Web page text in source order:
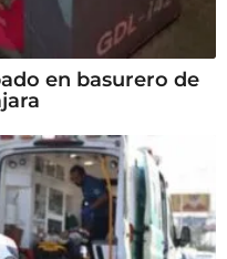
en basurero de